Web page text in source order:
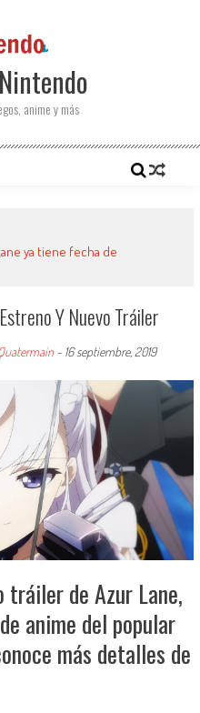
anime y más
ya tiene fecha de
Y Nuevo Tráiler
- 16 septiembre, 2019
tráiler de Azur Lane,
anime del popular
más detalles de